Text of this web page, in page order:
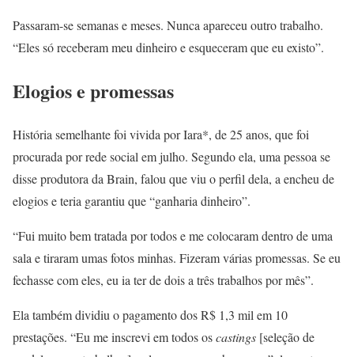
Passaram-se semanas e meses. Nunca apareceu outro trabalho.
“Eles só receberam meu dinheiro e esqueceram que eu existo”.
Elogios e promessas
História semelhante foi vivida por Iara*, de 25 anos, que foi
procurada por rede social em julho. Segundo ela, uma pessoa se
disse produtora da Brain, falou que viu o perfil dela, a encheu de
elogios e teria garantiu que “ganharia dinheiro”.
“Fui muito bem tratada por todos e me colocaram dentro de uma
sala e tiraram umas fotos minhas. Fizeram várias promessas. Se eu
fechasse com eles, eu ia ter de dois a três trabalhos por mês”.
Ela também dividiu o pagamento dos R$ 1,3 mil em 10
prestações. “Eu me inscrevi em todos oscastings [seleção de